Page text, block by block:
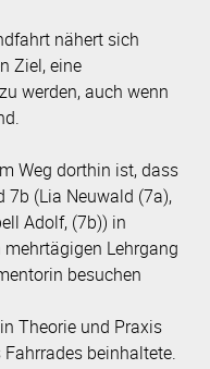
nähert sich
Ziel, eine
werden, auch wenn
Weg dorthin ist, dass
7b (Lia Neuwald (7a),
Adolf, (7b)) in
Lehrgang
besuchen
Theorie und Praxis
beinhaltete.